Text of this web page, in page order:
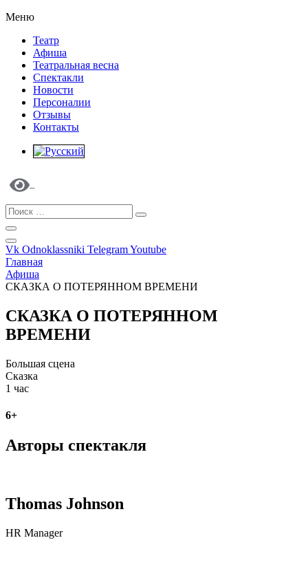
Меню
Театр
Афиша
Театральная весна
Спектакли
Новости
Персоналии
Отзывы
Контакты
Vk Odnoklassniki TelegramYoutube
Главная
Афиша
СКАЗКА О ПОТЕРЯННОМ ВРЕМЕНИ
СКАЗКА О ПОТЕРЯННОМ
ВРЕМЕНИ
Большая сцена
Сказка
1 час
6+
Авторы спектакля
Thomas Johnson
HR Manager